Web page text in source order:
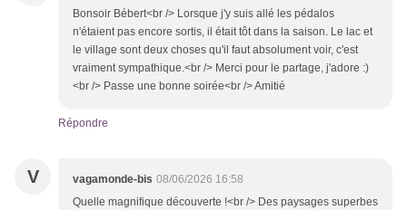
Bonsoir Bébert<br /> Lorsque j'y suis allé les pédalos
n'étaient pas encore sortis, il était tôt dans la saison. Le lac et
le village sont deux choses qu'il faut absolument voir, c'est
vraiment sympathique.<br /> Merci pour le partage, j'adore :)
<br /> Passe une bonne soirée<br /> Amitié
Répondre
V vagamonde-bis 08/06/2026 16:58
Quelle magnifique découverte !<br /> Des paysages superbes